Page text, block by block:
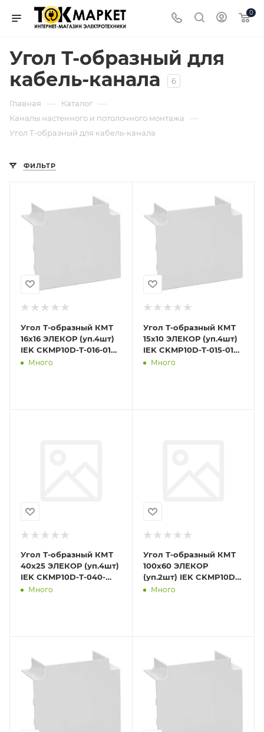
0
Угол Т-образный для
кабель-канала
6
Главная — Каталог —
Каналы настенного и потолочного монтажа —
Угол Т-образный для кабель-канала
ФИЛЬТР
Угол Т-образный КМТ
16х16 ЭЛЕКОР (уп.4шт)
IEK CKMP10D-T-016-016-
K01Много
Угол Т-образный КМТ
15х10 ЭЛЕКОР (уп.4шт)
IEK CKMP10D-T-015-010-
K01Много
Угол Т-образный КМТ
40х25 ЭЛЕКОР (уп.4шт)
IEK CKMP10D-T-040-
025-K01
Много
Угол Т-образный КМТ
100х60 ЭЛЕКОР
(уп.2шт) IEK CKMP10D-
T-100-060-K01
Много